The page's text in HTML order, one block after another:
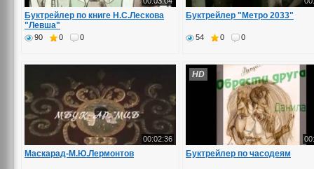
Буктрейлер по книге Н.С.Лескова
"Левша"
90 0 0
Буктрейлер "Метро 2033"
54 0 0
00:02:36
Маскарад-М.Ю.Лермонтов
HD
Буктрейлер по часодеям